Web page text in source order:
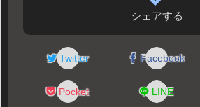
シェアする
Twitter Facebook
Pocket LINE